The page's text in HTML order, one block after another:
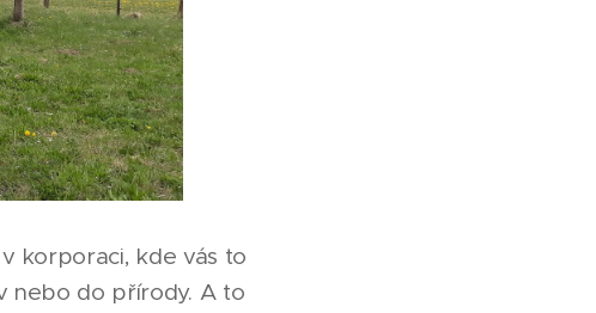
korporaci, kde vás to
nebo do přírody. A to